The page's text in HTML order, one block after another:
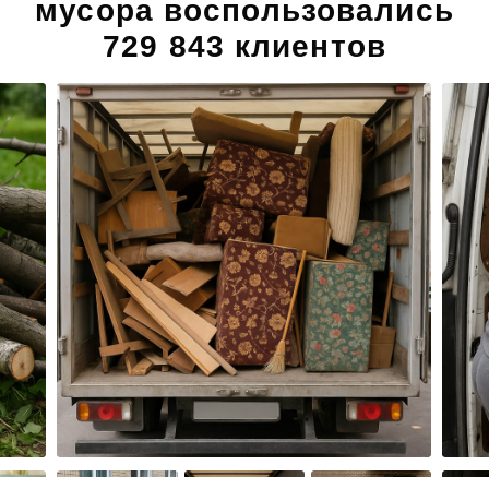
мусора воспользовались
729 843 клиентов